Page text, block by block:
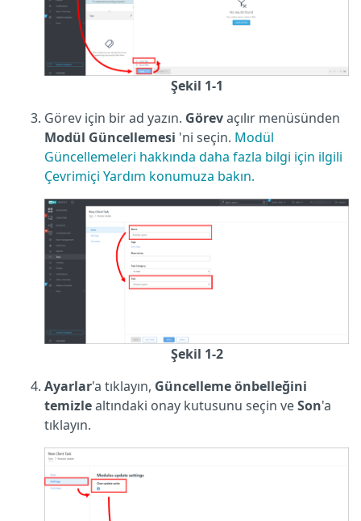
Şekil 1-1
Görev için bir ad yazın. Görevaçılır menüsünden
Modül Güncellemesi 'ni seçin. Modül
Güncellemeleri hakkında daha fazla bilgi için ilgili
Çevrimiçi Yardım konumuza bakın.
Şekil 1-2
Ayarlar'a tıklayın, Güncelleme önbelleğini
temizlealtındaki onay kutusunu seçin veSon'a
tıklayın.